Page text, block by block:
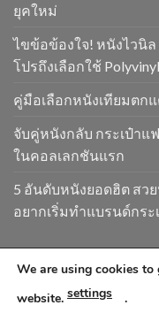
ยุคใหม่
ไขข้อข้องใจ! หนังไวนิล
โปรถึงเลือกใช้
คู่มือเลือกหนังเทียมตก
จับคู่หนังกลับ กระเป๋าแ
ในคอลเลกชันแรก
5 อันดับหนังยอดฮิต สว
อยากเริ่มทำแบรนด์กระ
Copyright 2026 ©
subject to
We are using cookies to
website. settings .